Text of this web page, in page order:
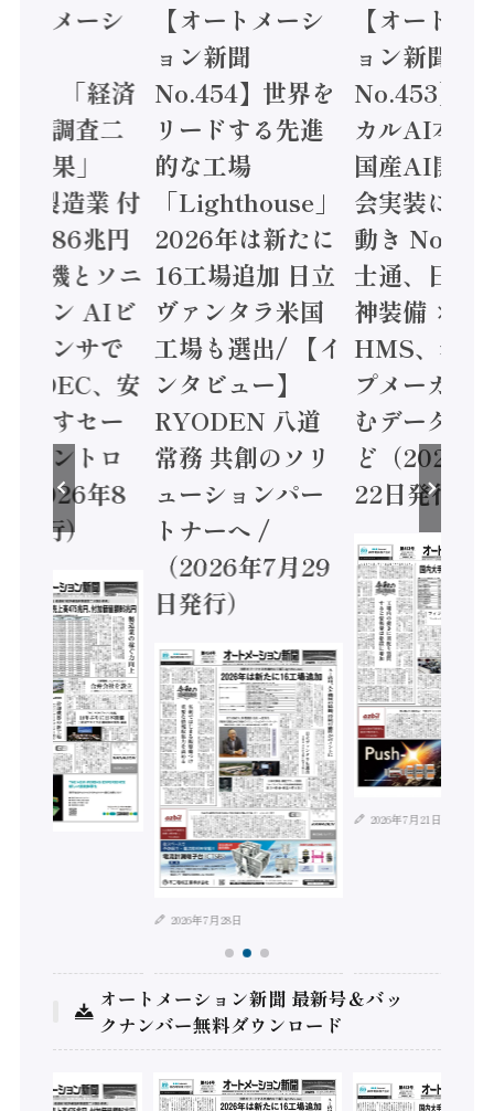
トメーシ
】「経済
態調査二
結果」
年製造業 付
額86兆円
電機とソニ
コン AIビ
センサで
/ IDEC、安
かすセー
コントロ
2026年8
発行）
【オートメーシ
ョン新聞
No.454】世界を
リードする先進
的な工場
「Lighthouse」
2026年は新たに
16工場追加 日立
ヴァンタラ米国
工場も選出/ 【イ
ンタビュー】
RYODEN 八道
常務 共創のソリ
ューションパー
トナーへ /
（2026年7月29
日発行）
2026年7月28日
【オートメ
ョン新聞
No.453】フ
カルAI本格
国産AI開発
会実装に活
動き
士通、日立
神装備 ×
HMS、老舗
プメーカー
むデータ活
ど（2026年
22日発行）
2026年7月21日
オートメーション新聞 最新号＆バッ
クナンバー無料ダウンロード